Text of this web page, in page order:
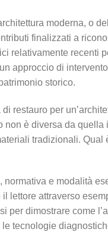
moderna, o
finalizzati a
relativamente recenti
approccio di
storico.
restauro per
non è diversa da quella
tradizionali. Qual
normativa e modalità
lettore attraverso
per dimostrare come
tecnologie